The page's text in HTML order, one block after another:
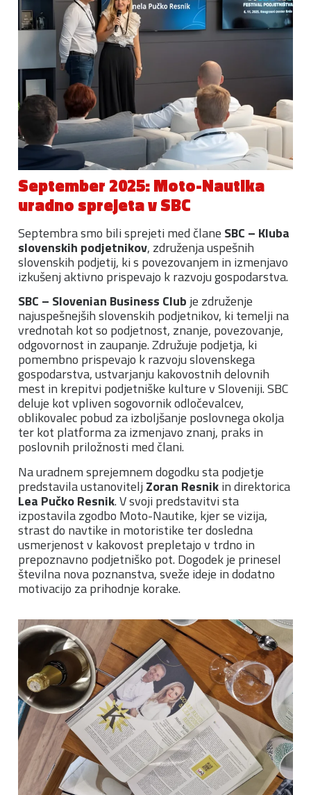
September 2025: Moto-Nautika
uradno sprejeta v SBC
Septembra smo bili sprejeti med člane SBC – Kluba
slovenskih podjetnikov, združenja uspešnih
slovenskih podjetij, ki s povezovanjem in izmenjavo
izkušenj aktivno prispevajo k razvoju gospodarstva.
SBC – Slovenian Business Club je združenje
najuspešnejših slovenskih podjetnikov, ki temelji na
vrednotah kot so podjetnost, znanje, povezovanje,
odgovornost in zaupanje. Združuje podjetja, ki
pomembno prispevajo k razvoju slovenskega
gospodarstva, ustvarjanju kakovostnih delovnih
mest in krepitvi podjetniške kulture v Sloveniji. SBC
deluje kot vpliven sogovornik odločevalcev,
oblikovalec pobud za izboljšanje poslovnega okolja
ter kot platforma za izmenjavo znanj, praks in
poslovnih priložnosti med člani.
Na uradnem sprejemnem dogodku sta podjetje
predstavila ustanovitelj Zoran Resnikin direktorica
Lea Pučko Resnik. V svoji predstavitvi sta
izpostavila zgodbo Moto-Nautike, kjer se vizija,
strast do navtike in motoristike ter dosledna
usmerjenost v kakovost prepletajo v trdno in
prepoznavno podjetniško pot. Dogodek je prinesel
številna nova poznanstva, sveže ideje in dodatno
motivacijo za prihodnje korake.